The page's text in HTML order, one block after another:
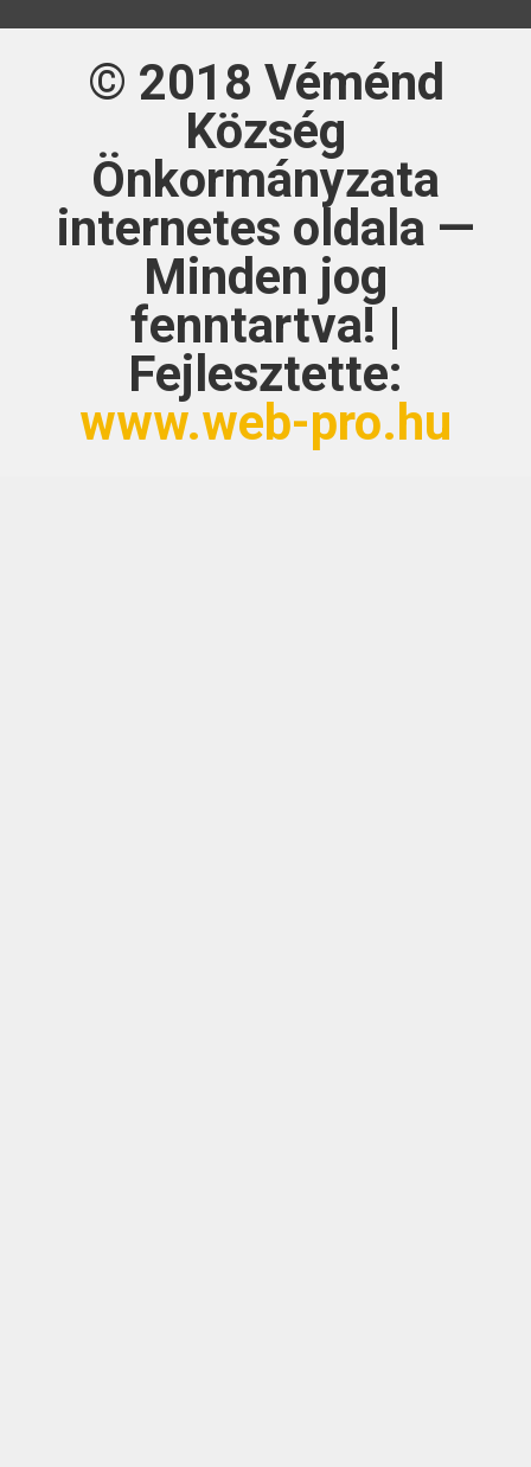
© 2018 Véménd
Község
Önkormányzata
internetes oldala —
Minden jog
fenntartva! |
Fejlesztette:
www.web-pro.hu